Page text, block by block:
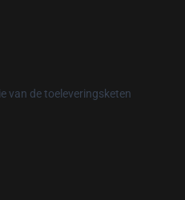
van de toeleveringsketen